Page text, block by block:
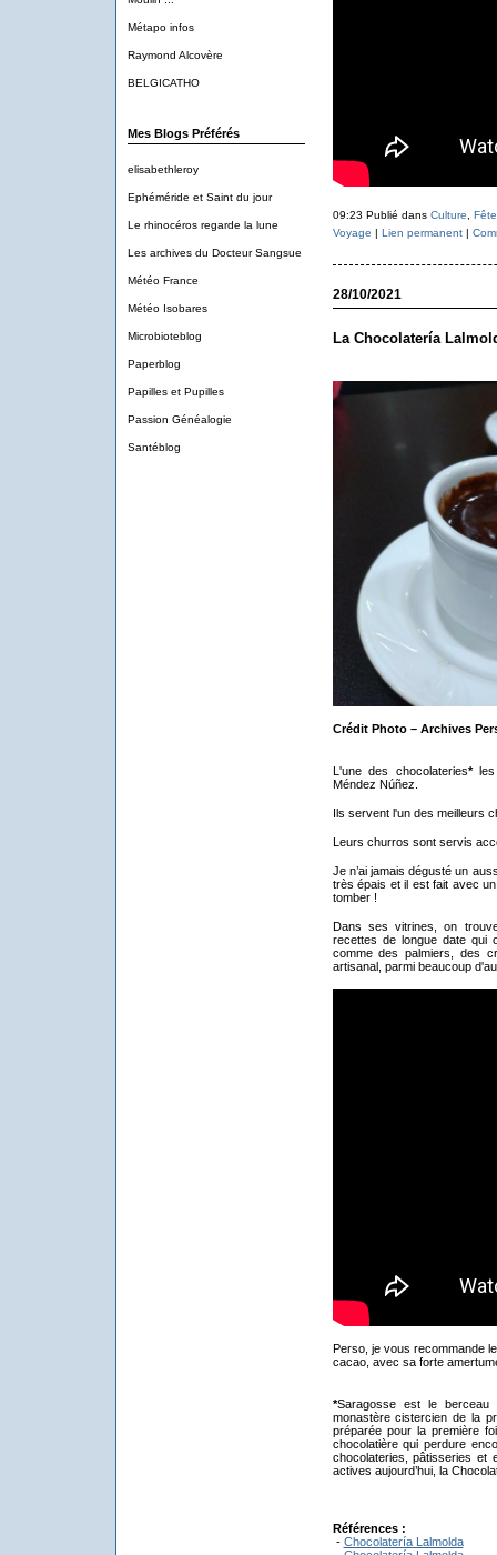
Métapo infos
Raymond Alcovère
BELGICATHO
Mes Blogs Préférés
elisabethleroy
Ephéméride et Saint du jour
Le rhinocéros regarde la lune
Les archives du Docteur Sangsue
Météo France
Météo Isobares
Microbioteblog
Paperblog
Papilles et Pupilles
Passion Généalogie
Santéblog
09:23 Publié dans Culture Fête
Voyage | Lien permanent|
28/10/2021
La Chocolatería
Crédit Photo – Archives
L'une des chocolateries*les
Méndez Núñez.
Ils servent l'un des meilleurs
Leurs churros sont servis
Je n’ai jamais dégusté un
très épais et il est fait avec
tomber !
Dans ses vitrines, on
recettes de longue date qui
comme des palmiers, des
artisanal, parmi beaucoup
Perso, je vous recommande
cacao, avec sa forte
*Saragosse est le
monastère cistercien de la
préparée pour la première
chocolatière qui perdure
chocolateries, pâtisseries et
actives aujourd’hui, la
Références :
- Chocolatería Lalmolda